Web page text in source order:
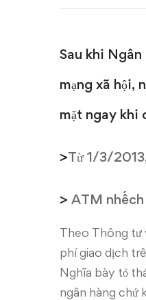
ATM
Sau khi
mạng xã hội,
mặt ngay khi
>Từ 1/3/
> ATM
Theo Thông tư
phí giao dịch
Nghĩa bày tỏ
ngân hàng chứ